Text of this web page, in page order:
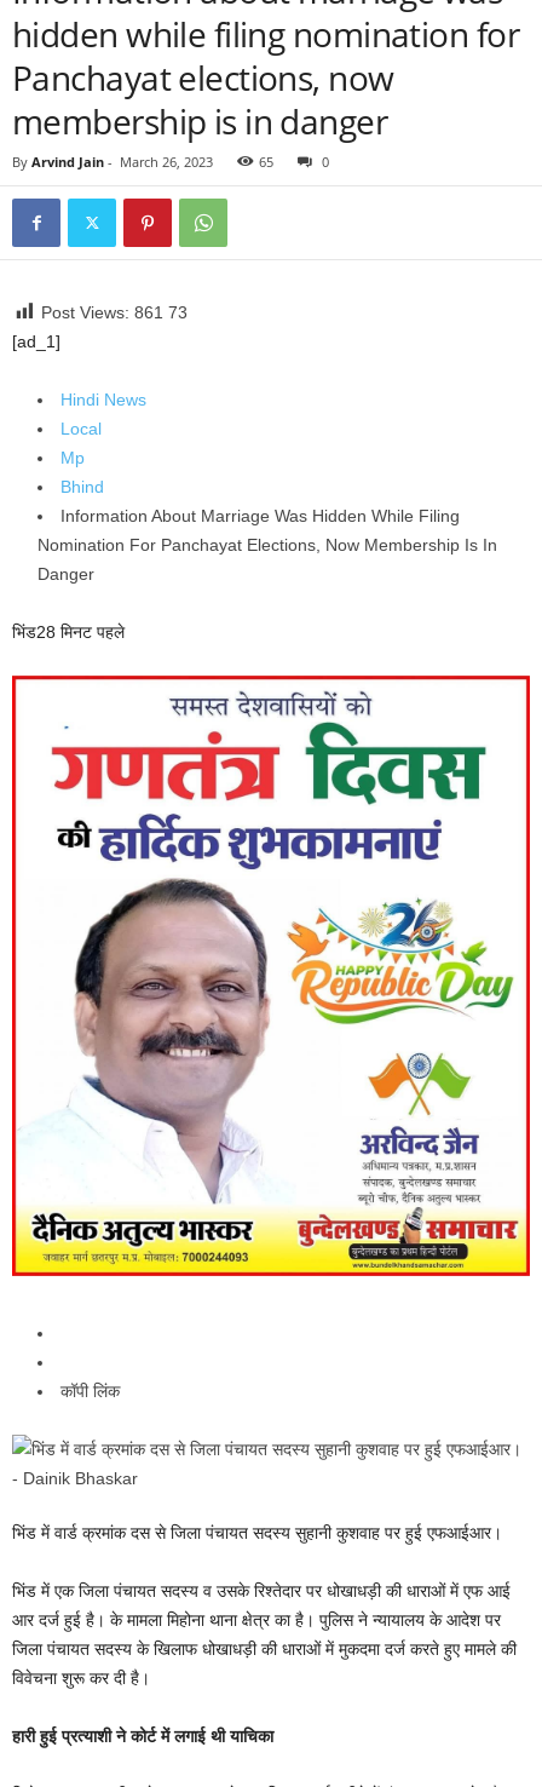
hidden while filing nomination for
Panchayat elections, now
membership is in danger
By Arvind Jain - March 26, 2023 65 0
Post Views: 861 73
[ad_1]
Hindi News
Local
Mp
Bhind
Information About Marriage Was Hidden While Filing
Nomination For Panchayat Elections, Now Membership Is In
Danger
भिंड28 मिनट पहले
कॉपी लिंक
भिंड में वार्ड क्रमांक दस से जिला पंचायत सदस्य सुहानी कुशवाह पर हुई एफआईआर।
भिंड में एक जिला पंचायत सदस्य व उसके रिश्तेदार पर धोखाधड़ी की धाराओं में एफ आई
आर दर्ज हुई है। के मामला मिहोना थाना क्षेत्र का है। पुलिस ने न्यायालय के आदेश पर
जिला पंचायत सदस्य के खिलाफ धोखाधड़ी की धाराओं में मुकदमा दर्ज करते हुए मामले की
विवेचना शुरू कर दी है।
हारी हुई प्रत्याशी ​​​​​​​ने ​​​​​​​कोर्ट ​​​​​​​में ​​​​​​​लगाई ​​​​​​​थी ​​​​​​​याचिका